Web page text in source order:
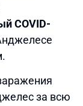
COVID-
за всю